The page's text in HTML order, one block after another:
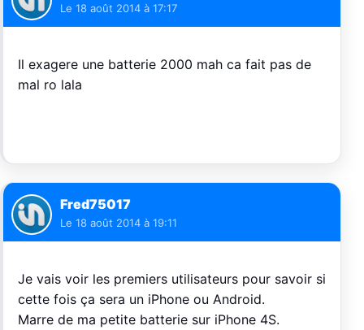
Le 18 août 2014 à 17:17
Il exagere une batterie 2000 mah ca fait pas de
mal ro lala
Fred75017
Le 18 août 2014 à 19:11
Je vais voir les premiers utilisateurs pour savoir si
cette fois ça sera un iPhone ou Android.
Marre de ma petite batterie sur iPhone 4S.